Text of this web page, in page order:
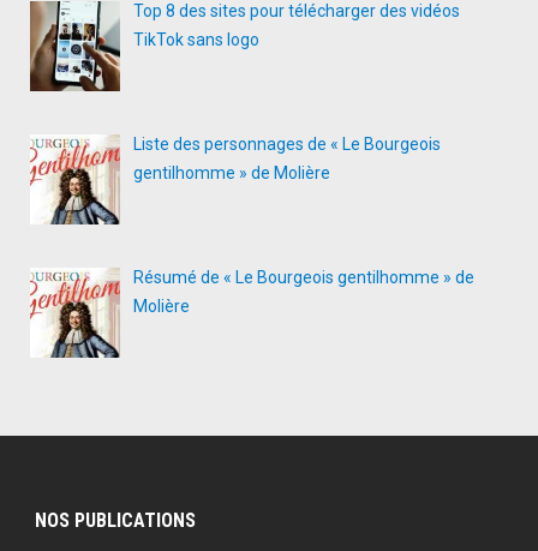
Top 8 des sites pour télécharger des vidéos
TikTok sans logo
Liste des personnages de « Le Bourgeois
gentilhomme » de Molière
Résumé de « Le Bourgeois gentilhomme » de
Molière
NOS PUBLICATIONS